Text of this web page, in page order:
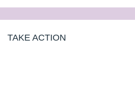
TAKE ACTION